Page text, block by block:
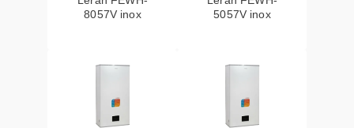
8057V inox
5057V inox